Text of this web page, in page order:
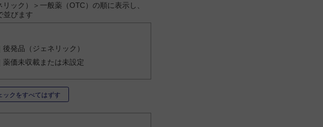
ック）＞一般薬（OTC）の順に表示し、
並びます
後発品（ジェネリック）
薬価未収載または未設定
ックをすべてはずす